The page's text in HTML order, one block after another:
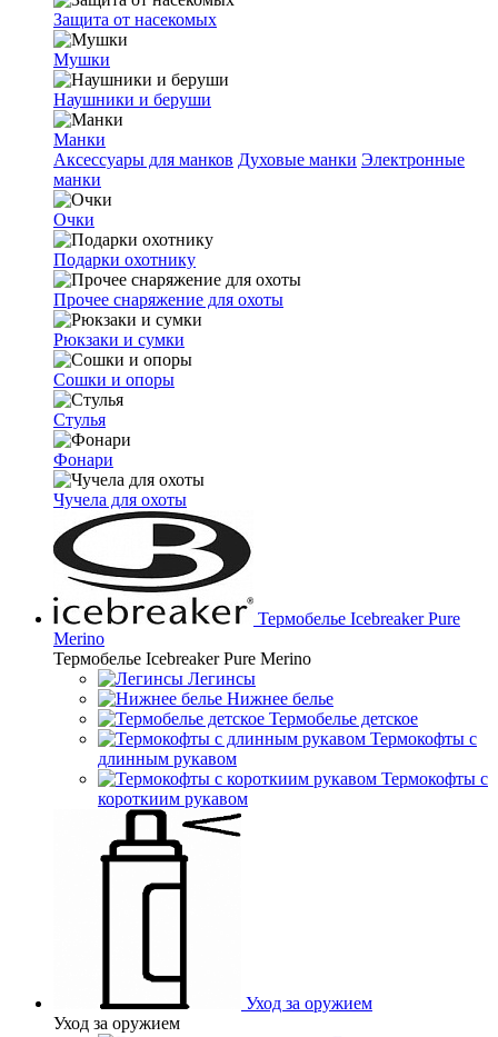
Защита от насекомых
Мушки
Наушники и беруши
Манки
Аксессуары для манков Духовые манки Электронные
манки
Очки
Подарки охотнику
Прочее снаряжение для охоты
Рюкзаки и сумки
Сошки и опоры
Стулья
Фонари
Чучела для охоты
Термобелье Icebreaker Pure
Merino
Термобелье Icebreaker Pure Merino
Легинсы
Нижнее белье
Термобелье детское
Термокофты с
длинным рукавом
Термокофты с
короткиим рукавом
Уход за оружием
Уход за оружием